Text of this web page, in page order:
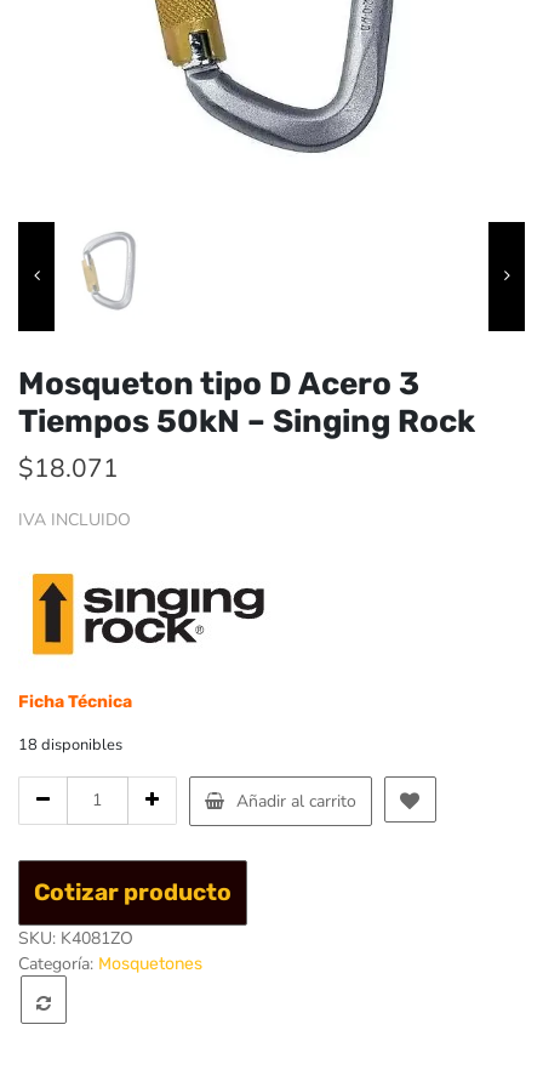
Mosqueton tipo D Acero 3
Tiempos 50kN – Singing Rock
$18.071
IVA INCLUIDO
Ficha Técnica
18 disponibles
tipo
D
3
Tiempos
Añadir al carrito
Cotizar producto
SKU: K4081ZO
Categoría: Mosquetones